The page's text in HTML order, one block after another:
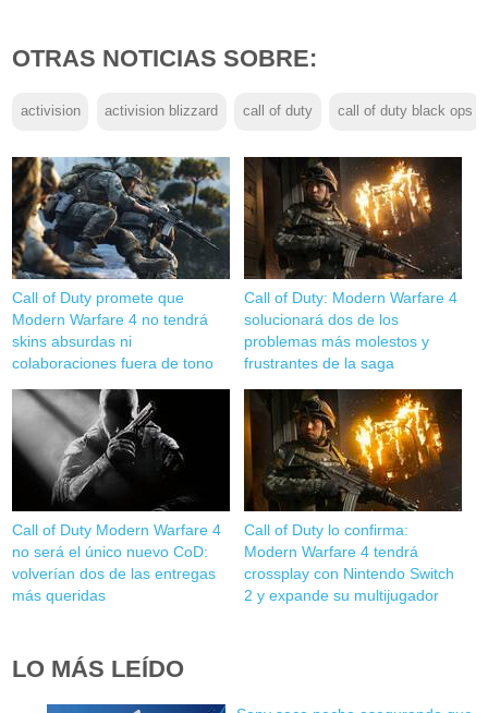
OTRAS NOTICIAS SOBRE:
activision activision blizzard call of duty call of duty black ops
Call of Duty promete que
Modern Warfare 4 no tendrá
skins absurdas ni
colaboraciones fuera de tono
Call of Duty: Modern Warfare 4
solucionará dos de los
problemas más molestos y
frustrantes de la saga
Call of Duty Modern Warfare 4
no será el único nuevo CoD:
volverían dos de las entregas
más queridas
Call of Duty lo confirma:
Modern Warfare 4 tendrá
crossplay con Nintendo Switch
2 y expande su multijugador
LO MÁS LEÍDO